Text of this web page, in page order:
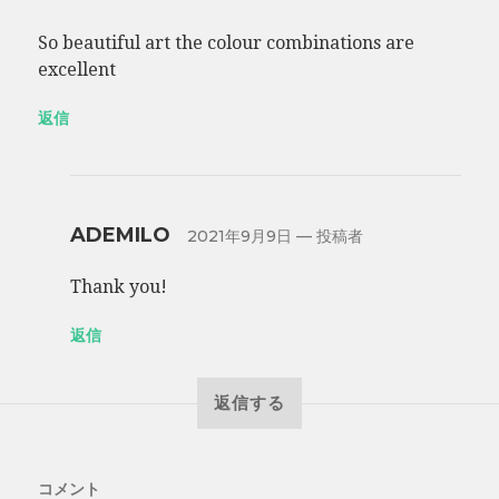
So beautiful art the colour combinations are
excellent
返信
ADEMILO 2021年9月9日 — 投稿者
Thank you!
返信
返信する
コメント